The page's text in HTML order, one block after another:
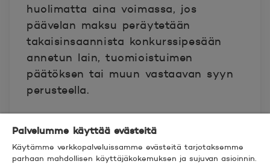
huolimatta aina voimassa, jos
päävelan maksu peräytetään
takaisinsaannista konkurssipesään
annetun lain, tuomioistuimen
päätöksen tai muun vastaavan syyn
perusteella.
pantti hallussaan kolme (3)
kuukautta, jos velan maksu voi
Palvelumme käyttää evästeitä
Käytämme verkkopalveluissamme evästeitä tarjotaksemme
parhaan mahdollisen käyttäjäkokemuksen ja sujuvan asioinnin.